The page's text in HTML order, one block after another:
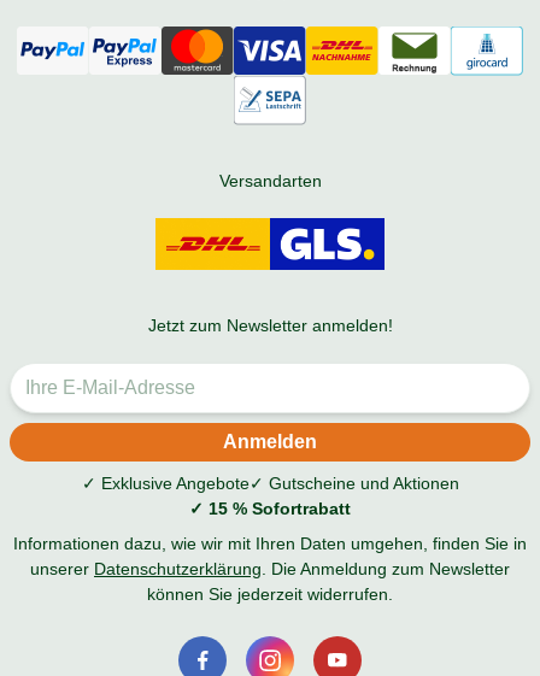
Versandarten
Jetzt zum Newsletter anmelden!
✓ Exklusive Angebote✓ Gutscheine und Aktionen
✓ 15 % Sofortrabatt
Informationen dazu, wie wir mit Ihren Daten umgehen, finden Sie in
unserer Datenschutzerklärung. Die Anmeldung zum Newsletter
können Sie jederzeit widerrufen.